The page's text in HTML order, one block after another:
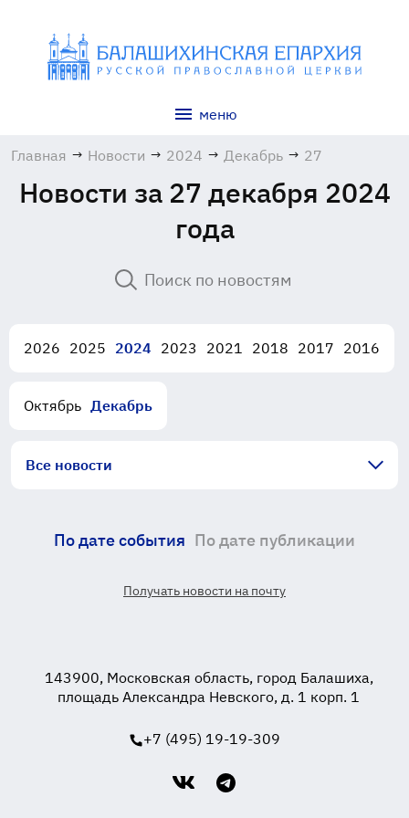
меню
Главная → Новости → 2024 → Декабрь → 27
Новости за 27 декабря 2024
года
2026 2025 2024 2023 2021 2018 2017 2016
Октябрь Декабрь
Все новости
По дате события По дате публикации
Получать новости на почту
143900, Московская область, город Балашиха,
площадь Александра Невского, д. 1 корп. 1
+7 (495) 19-19-309